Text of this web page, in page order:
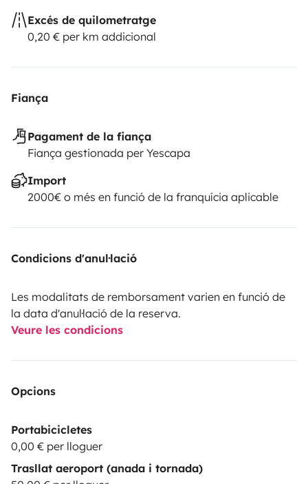
Excés de quilometratge
0,20 € per km addicional
Fiança
Pagament de la fiança
Fiança gestionada per Yescapa
Import
2000€ o més en funció de la franquícia aplicable
Condicions d'anul·lació
Les modalitats de remborsament varien en funció de
la data d'anul·lació de la reserva.
Veure les condicions
Opcions
Portabicicletes
0,00 € per lloguer
Trasllat aeroport (anada i tornada)